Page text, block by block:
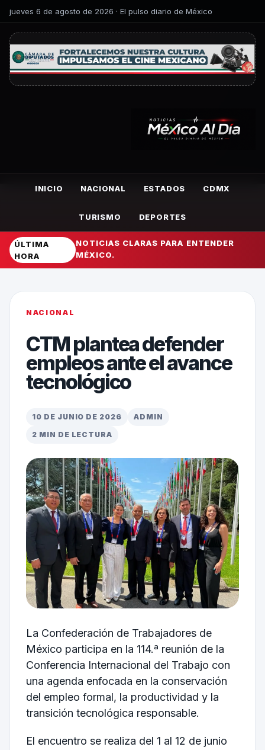
jueves 6 de agosto de 2026 · El pulso diario de México
INICIO NACIONAL ESTADOS CDMX
TURISMO DEPORTES
ÚLTIMA
HORA
NOTICIAS CLARAS PARA ENTENDER
MÉXICO.
NACIONAL
CTM plantea defender
empleos ante el avance
tecnológico
10 DE JUNIO DE 2026
ADMIN
2 MIN DE LECTURA
La Confederación de Trabajadores de
México participa en la 114.ª reunión de la
Conferencia Internacional del Trabajo con
una agenda enfocada en la conservación
del empleo formal, la productividad y la
transición tecnológica responsable.
El encuentro se realiza del 1 al 12 de junio